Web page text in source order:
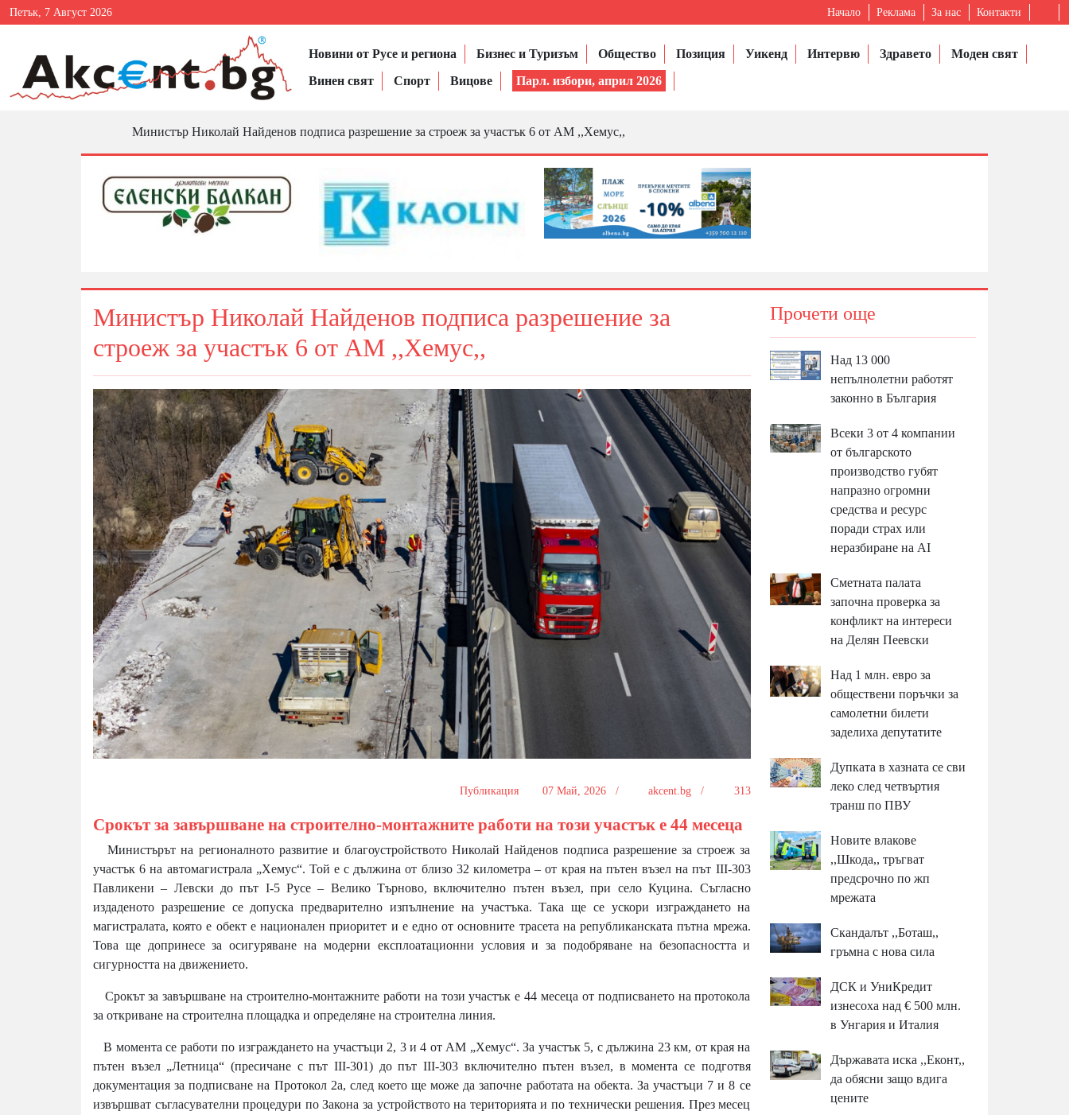
Петък, 7 Август 2026 Начало Реклама За нас Контакти
Новини от Русе и региона Бизнес и Туризъм Общество Позиция Уикенд Интервю Здравето
Моден свят
Винен свят
Спорт Вицове Парл. избори, април 2026
Министър Николай Найденов подписа разрешение за строеж за участък 6 от АМ ,,Хемус,,
Министър Николай Найденов подписа разрешение за
строеж за участък 6 от АМ ,,Хемус,,
Публикация 07 Май, 2026 / akcent.bg / 313
Срокът за завършване на строително-монтажните работи на този участък е 44 месеца
Министърът на регионалното развитие и благоустройството Николай Найденов подписа разрешение за строеж за
участък 6 на автомагистрала „Хемус“. Той е с дължина от близо 32 километра – от края на пътен възел на път III-303
Павликени – Левски до път I-5 Русе – Велико Търново, включително пътен възел, при село Куцина. Съгласно
издаденото разрешение се допуска предварително изпълнение на участъка. Така ще се ускори изграждането на
магистралата, която е обект е национален приоритет и е едно от основните трасета на републиканската пътна мрежа.
Това ще допринесе за осигуряване на модерни експлоатационни условия и за подобряване на безопасността и
сигурността на движението.
Срокът за завършване на строително-монтажните работи на този участък е 44 месеца от подписването на протокола
за откриване на строителна площадка и определяне на строителна линия.
В момента се работи по изграждането на участъци 2, 3 и 4 от АМ „Хемус“. За участък 5, с дължина 23 км, от края на
пътен възел „Летница“ (пресичане с път III-301) до път III-303 включително пътен възел, в момента се подготвя
документация за подписване на Протокол 2а, след което ще може да започне работата на обекта. За участъци 7 и 8 се
извършват съгласувателни процедури по Закона за устройството на територията и по технически решения. През месец
Прочети още
Над 13 000
непълнолетни работят
законно в България
Всеки 3 от 4 компании
от българското
производство губят
напразно огромни
средства и ресурс
поради страх или
неразбиране на AI
Сметната палата
започна проверка за
конфликт на интереси
на Делян Пеевски
Над 1 млн. евро за
обществени поръчки за
самолетни билети
заделиха депутатите
Дупката в хазната се сви
леко след четвъртия
транш по ПВУ
Новите влакове
,,Шкода,, тръгват
предсрочно по жп
мрежата
Скандалът ,,Боташ,,
гръмна с нова сила
ДСК и УниКредит
изнесоха над € 500 млн.
в Унгария и Италия
Държавата иска ,,Еконт,,
да обясни защо вдига
цените